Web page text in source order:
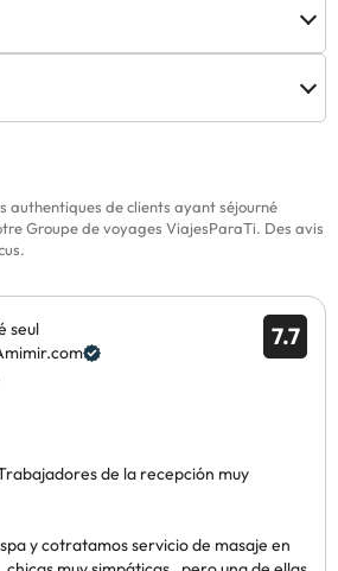
authentiques de clients ayant séjourné
Groupe de voyages ViajesParaTi. Des avis
7.7
seul
de la recepción muy
y cotratamos servicio de masaje en